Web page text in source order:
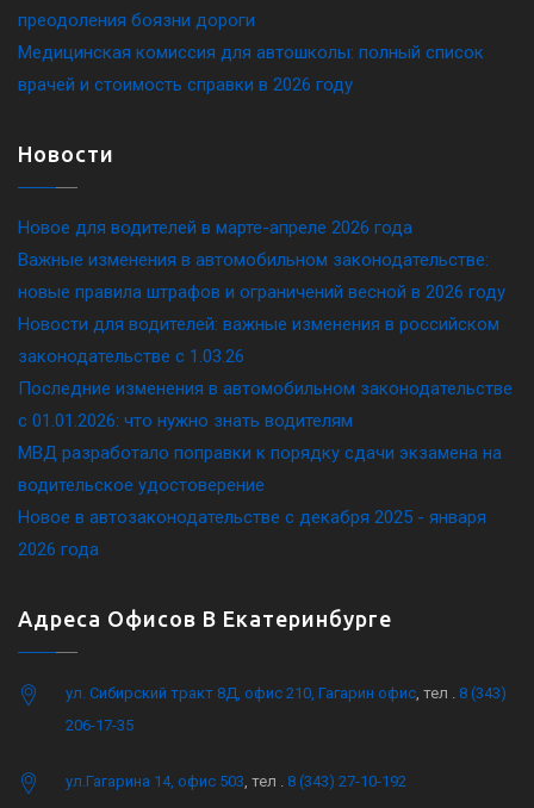
преодоления боязни дороги
Медицинская комиссия для автошколы: полный список
врачей и стоимость справки в 2026 году
Новости
Новое для водителей в марте-апреле 2026 года
Важные изменения в автомобильном законодательстве:
новые правила штрафов и ограничений весной в 2026 году
Новости для водителей: важные изменения в российском
законодательстве c 1.03.26
Последние изменения в автомобильном законодательстве
c 01.01.2026: что нужно знать водителям
МВД разработало поправки к порядку сдачи экзамена на
водительское удостоверение
Новое в автозаконодательстве с декабря 2025 - января
2026 года
Адреса Офисов В Екатеринбурге
ул. Сибирский тракт 8Д, офис 210, Гагарин офис, тел . 8 (343)
206-17-35
ул.Гагарина 14, офис 503, тел . 8 (343) 27-10-192